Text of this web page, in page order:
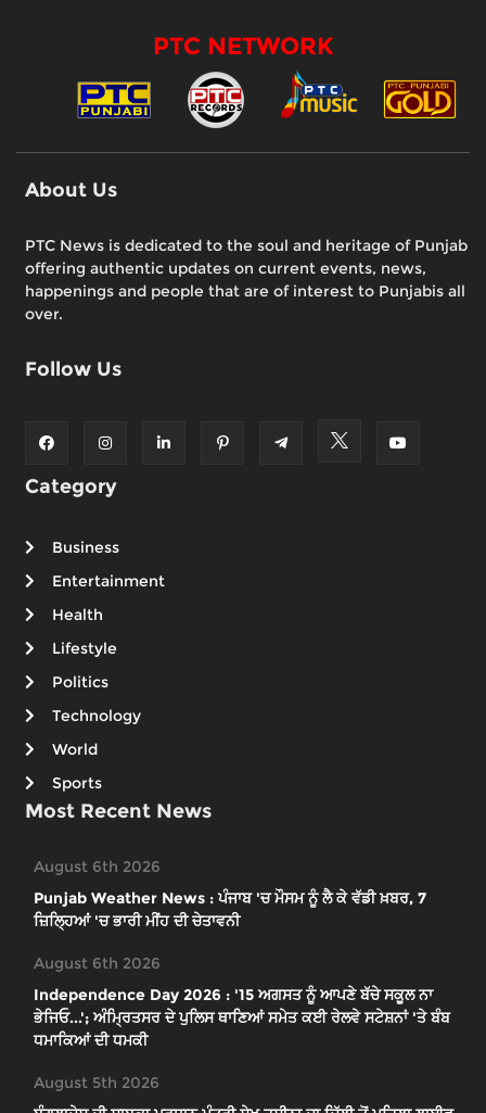
PTC NETWORK
About Us
PTC News is dedicated to the soul and heritage of Punjab
offering authentic updates on current events, news,
happenings and people that are of interest to Punjabis all
over.
Follow Us
Category
Business
Entertainment
Health
Lifestyle
Politics
Technology
World
Sports
Most Recent News
August 6th 2026
Punjab Weather News : ਪੰਜਾਬ 'ਚ ਮੌਸਮ ਨੂੰ ਲੈ ਕੇ ਵੱਡੀ ਖ਼ਬਰ, 7
ਜ਼ਿਲ੍ਹਿਆਂ 'ਚ ਭਾਰੀ ਮੀਂਹ ਦੀ ਚੇਤਾਵਨੀ
August 6th 2026
Independence Day 2026 : '15 ਅਗਸਤ ਨੂੰ ਆਪਣੇ ਬੱਚੇ ਸਕੂਲ ਨਾ
ਭੇਜਿਓ...'; ਅੰਮ੍ਰਿਤਸਰ ਦੇ ਪੁਲਿਸ ਥਾਣਿਆਂ ਸਮੇਤ ਕਈ ਰੇਲਵੇ ਸਟੇਸ਼ਨਾਂ 'ਤੇ ਬੰਬ
ਧਮਾਕਿਆਂ ਦੀ ਧਮਕੀ
August 5th 2026